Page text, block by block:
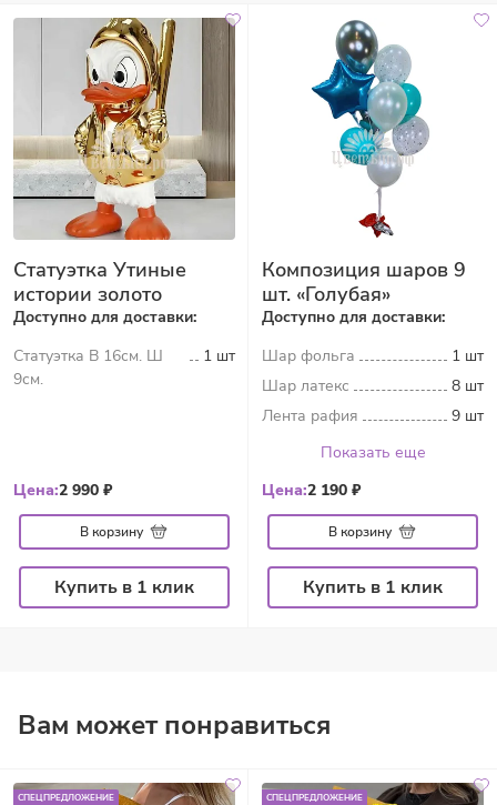
Статуэтка Утиные
истории золото
Доступно для доставки:
Статуэтка В 16см. Ш
9см.
1 шт
Цена:2 990 ₽
В корзину
Купить в 1 клик
Композиция шаров 9
шт. «Голубая»
Доступно для доставки:
Шар фольга
1 шт
Шар латекс
8 шт
Лента рафия
9 шт
Показать еще
Цена:2 190 ₽
В корзину
Купить в 1 клик
Вам может понравиться
СПЕЦПРЕДЛОЖЕНИЕ СПЕЦПРЕДЛОЖЕНИЕ